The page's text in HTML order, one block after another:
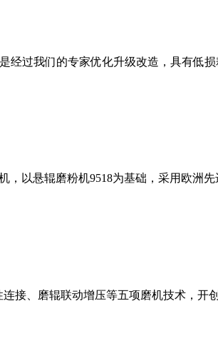
经过我们的专家优化升级改造，具有低
以悬辊磨粉机9518为基础，采用欧洲
接、磨辊联动增压等五项磨机技术，开